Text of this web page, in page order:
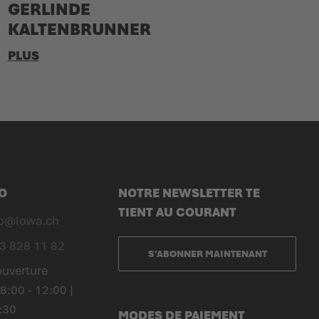
GERLINDE
KALTENBRUNNER
PLUS
828 11 82
- 12:00 |
MODES DE PAIEMENT
NOTRE NEWSLETTER TE
TIENT AU COURANT
S'ABONNER MAINTENANT